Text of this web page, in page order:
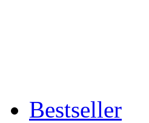
Bestseller